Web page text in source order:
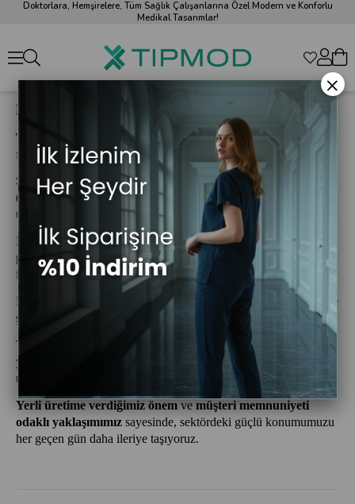
Doktorlara, Hemşirelere, Tüm Sağlık Çalışanlarına Özel Modern ve Konforlu
Medikal Tasarımlar!
Hakkımızda
TIPMOD
, 1998 yılından bu yana medikal tekstil alanında
faaliyet gösteren köklü bir üretici firmadır.
Sağlık çalışanlarının ihtiyaçlarına yönelik olarak;scrubs
(cerrahi takımlar), doktor önlükleri ve
sabo terlikler
üretmekteyiz.
Kuruluşumuzdan bu yana kalite, konfor ve güvenilirliği ön
planda tutarak, hem bireysel kullanıcılar hem de sağlık kurumları
için yüksek standartlarda çözümler sunuyoruz.
Modern üretim tesislerimizde, alanında uzman ekibimizle birlikte
şık, dayanıklı ve fonksiyonel ürünler tasarlayıp üretiyoruz.
TIPMOD olarak temel hedefimiz; sağlık profesyonellerinin
yoğun çalışma temposuna uygun, uzun ömürlü ve rahat
ürünlerle günlük iş hayatlarını kolaylaştırmaktır.
Yerli üretime verdiğimiz önem ve müşteri memnuniyeti
odaklı yaklaşımımız sayesinde, sektördeki güçlü konumumuzu
her geçen gün daha ileriye taşıyoruz.
×